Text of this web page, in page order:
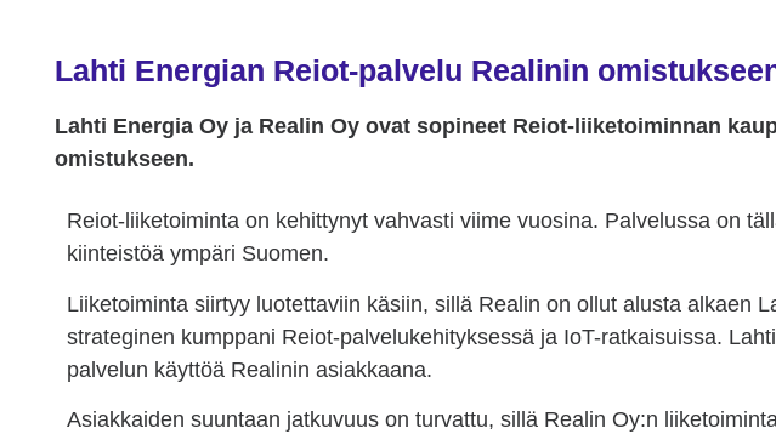
Lahti Energian Reiot-palvelu Realinin
Lahti Energia Oy ja Realin Oy ovat sopineet Reiot-liiketoiminnan
omistukseen.
Reiot-liiketoiminta on kehittynyt vahvasti viime vuosina. Palvelussa on
kiinteistöä ympäri Suomen.
Liiketoiminta siirtyy luotettaviin käsiin, sillä Realin on ollut alusta alkaen
strateginen kumppani Reiot-palvelukehityksessä ja IoT-ratkaisuissa.
palvelun käyttöä Realinin asiakkaana.
Asiakkaiden suuntaan jatkuvuus on turvattu, sillä Realin Oy:n